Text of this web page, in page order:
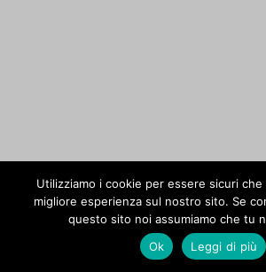
Utilizziamo i cookie per essere sicuri
migliore esperienza sul nostro sito. Se
questo sito noi assumiamo che tu
Ok
Leggi di più